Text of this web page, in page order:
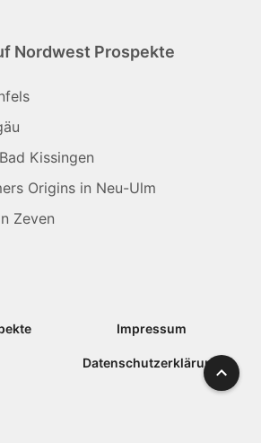
Nordwest Prospekte
Kissingen
Origins in Neu-Ulm
Zeven
Impressum
Datenschutzerklärung Nach